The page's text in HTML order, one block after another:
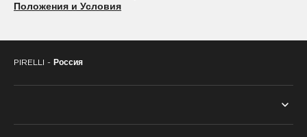
265/45R21 275/30R21
285/30R21 285/35R21
Положения и Условия
PIRELLI - Россия